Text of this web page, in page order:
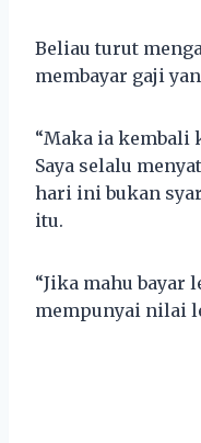
Beliau turut
membayar gaji
“Maka ia kembali
Saya selalu
hari ini bukan
itu.
“Jika mahu bayar
mempunyai nilai